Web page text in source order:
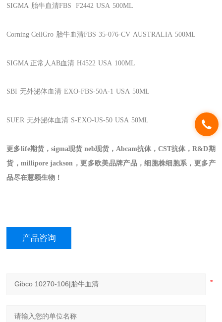
SIGMA 胎牛血清FBS F2442 USA 500ML
Corning CellGro 胎牛血清FBS 35-076-CV AUSTRALIA 500ML
SIGMA 正常人AB血清 H4522 USA 100ML
SBI 无外泌体血清 EXO-FBS-50A-1 USA 50ML
SUER 无外泌体血清 S-EXO-US-50 USA 50ML
更多life期货，sigma现货 neb现货，Abcam抗体，CST抗体，R&D期
货，millipore jackson，更多欧美品牌产品，细胞株细胞系，更多产
品尽在慧颖生物！
产品咨询